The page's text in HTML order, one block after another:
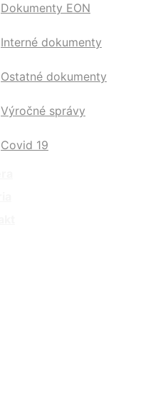
Dokumenty EON
Interné dokumenty
Ostatné dokumenty
Výročné správy
Covid 19